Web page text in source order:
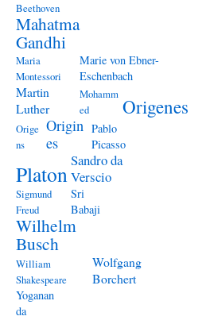
Beethoven
Mahatma
Gandhi
Maria
Montessori
Marie von Ebner-
Eschenbach
Martin
Luther
Mohamm
ed
Origenes
Orige
ns
Origin
es
Pablo
Picasso
Platon
Sandro da
Verscio
Sigmund
Freud
Sri
Babaji
Wilhelm
Busch
William
Shakespeare
Wolfgang
Borchert
Yoganan
da